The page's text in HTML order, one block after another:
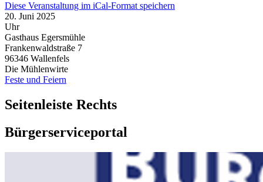
Diese Veranstaltung im iCal-Format speichern
20. Juni 2025
Uhr
Gasthaus Egersmühle
Frankenwaldstraße 7
96346 Wallenfels
Die Mühlenwirte
Feste und Feiern
Seitenleiste Rechts
Bürgerserviceportal